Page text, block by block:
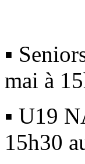
▪
mai à
▪ U19
15h30